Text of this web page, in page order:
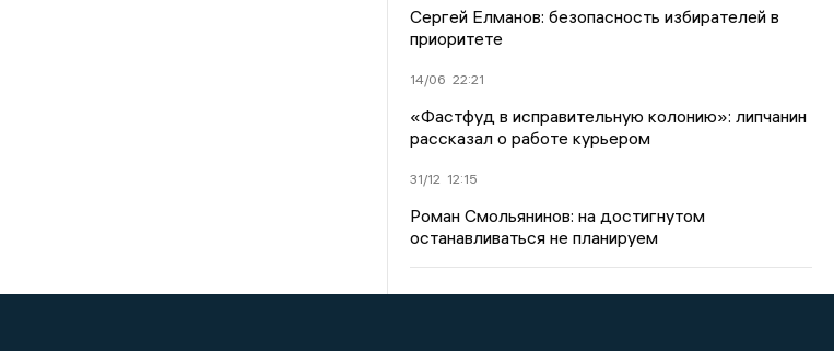
Сергей Елманов: безопасность избирателей в
приоритете
14/06 22:21
«Фастфуд в исправительную колонию»: липчанин
рассказал о работе курьером
31/12 12:15
Роман Смольянинов: на достигнутом
останавливаться не планируем